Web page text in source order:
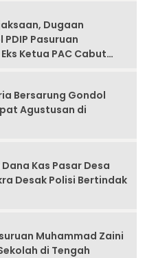
Dugaan
Pasuruan
Ketua PAC Cabut
Bersarung Gondol
Agustusan di
Kas Pasar Desa
Desak Polisi Bertindak
Muhammad Zaini
di Tengah